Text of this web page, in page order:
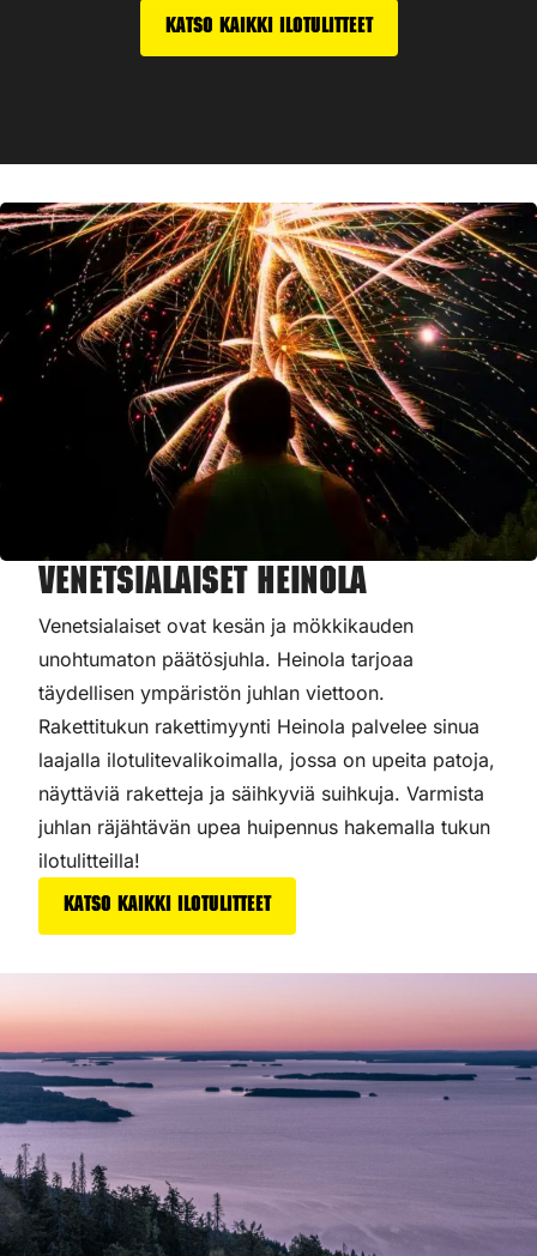
Katso kaikki ilotulitteet
Venetsialaiset Heinola
Venetsialaiset ovat kesän ja mökkikauden
unohtumaton päätösjuhla. Heinola tarjoaa
täydellisen ympäristön juhlan viettoon.
Rakettitukun rakettimyynti Heinola palvelee sinua
laajalla ilotulitevalikoimalla, jossa on upeita patoja,
näyttäviä raketteja ja säihkyviä suihkuja. Varmista
juhlan räjähtävän upea huipennus hakemalla tukun
ilotulitteilla!
Katso kaikki ilotulitteet